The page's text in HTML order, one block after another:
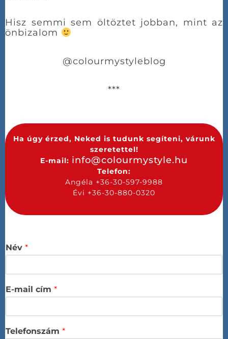
Hisz semmi sem öltöztet jobban, mint az
önbizalom
@colourmystyleblog
***
Ha úgy érzed, Neked is tudunk segíteni, várunk
szeretettel!
E-mail: info@colourmystyle.hu
Telefon:
Angéla +36-30-597-9988
Évi +36-30-880-0320
Név *
E-mail cím *
Telefonszám *